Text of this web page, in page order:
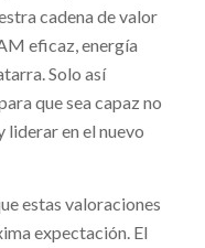
cadena de valor
eficaz, energía
Solo así
que sea capaz no
liderar en el nuevo
estas valoraciones
expectación. El